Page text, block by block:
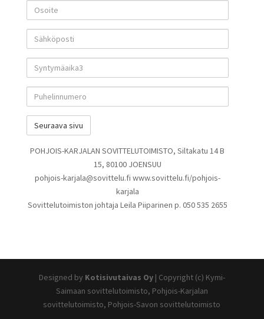
Osoite
Sähköposti
Syntymäaika3
Puhelinnumero
POHJOIS-KARJALAN SOVITTELUTOIMISTO, Siltakatu 14 B
15, 80100 JOENSUU
pohjois-karjala@sovittelu.fi www.sovittelu.fi/pohjois-
karjala
Sovittelutoimiston johtaja Leila Piiparinen p. 050 535 2655
Designed by Kotisivutaivas Oy| Copyright (c) Kymi-
Saimaan sovittelutoimisto, Pohjois-Karjalan
sovittelutoimisto, Pohjois-Savon sovittelutoimisto